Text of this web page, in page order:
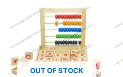
OUT OF STOCK